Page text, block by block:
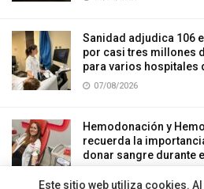
Sanidad adjudica 106
por casi tres millones
para varios hospitales
07/08/2026
Hemodonación y
recuerda la
donar sangre durante
Este sitio web utiliza cookies.